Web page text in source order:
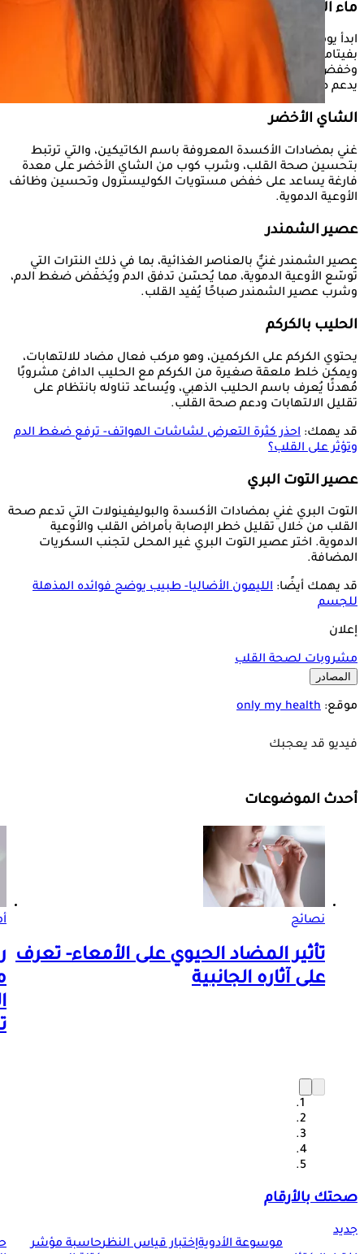
ماء الليمون الدافيء
ابدأ يومك بكوب من ماء الليمون الدافئ، حيث أن الليمون غني
بفيتامين ج ومضادات الأكسدة، مما يساعد على تقليل الالتهابات
وخفض ضغط الدم، كما أنه يساعد على الهضم وإزالة السموم، مما
يدعم صحة القلب.
الشاي الأخضر
غني بمضادات الأكسدة المعروفة باسم الكاتيكين، والتي ترتبط
بتحسين صحة القلب، وشرب كوب من الشاي الأخضر على معدة
فارغة يساعد على خفض مستويات الكوليسترول وتحسين وظائف
الأوعية الدموية.
عصير الشمندر
عصير الشمندر غنيٌّ بالعناصر الغذائية، بما في ذلك النترات التي
تُوسّع الأوعية الدموية، مما يُحسّن تدفق الدم ويُخفّض ضغط الدم،
وشرب عصير الشمندر صباحًا يُفيد القلب.
الحليب بالكركم
يحتوي الكركم على الكركمين، وهو مركب فعال مضاد للالتهابات،
ويمكن خلط ملعقة صغيرة من الكركم مع الحليب الدافئ مشروبًا
مُهدئًا يُعرف باسم الحليب الذهبي، ويُساعد تناوله بانتظام على
تقليل الالتهابات ودعم صحة القلب.
قد يهمك: احذر كثرة التعرض لشاشات الهواتف- ترفع ضغط الدم
وتؤثر على القلب؟
عصير التوت البري
التوت البري غني بمضادات الأكسدة والبوليفينولات التي تدعم صحة
القلب من خلال تقليل خطر الإصابة بأمراض القلب والأوعية
الدموية. اختر عصير التوت البري غير المحلى لتجنب السكريات
المضافة.
قد يهمك أيضًا: الليمون الأضاليا- طبيب يوضح فوائده المذهلة
للجسم
إعلان
مشروبات لصحة القلب
المصادر
موقع: only my health
فيديو قد يعجبك
أحدث الموضوعات
نصائح
تأثير المضاد الحيوي على الأمعاء- تعرف
على آثاره الجانبية
صحتك بالأرقام
جديد
موسوعة الأدويةإختبار قياس النظرحاسبة مؤشر